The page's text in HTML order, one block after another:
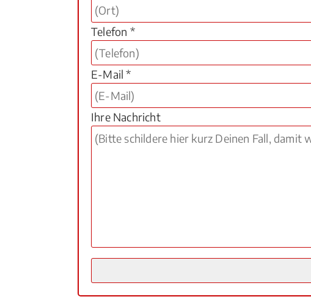
Telefon *
E-Mail *
Ihre Nachricht